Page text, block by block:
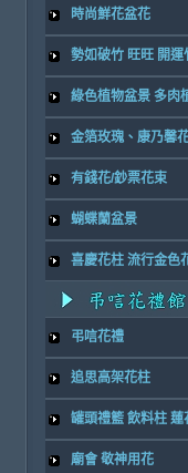
時尚鮮花盆花
勢如破竹 旺旺 開運
綠色植物盆景 多肉
金箔玫瑰、康乃馨
有錢花/鈔票花束
蝴蝶蘭盆景
喜慶花柱 流行金色
弔唁花禮
追思高架花柱
罐頭禮籃 飲料柱 蓮
廟會 敬神用花